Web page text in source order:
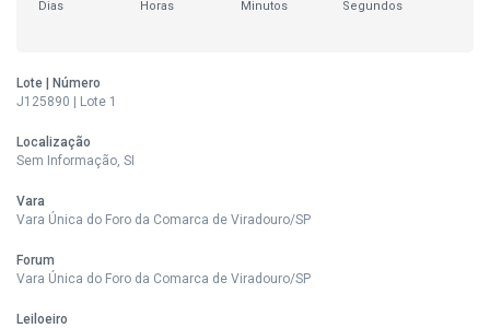
Dias Horas Minutos Segundos
Lote | Número
J125890 | Lote 1
Localização
Sem Informação, SI
Vara
Vara Única do Foro da Comarca de Viradouro/SP
Forum
Vara Única do Foro da Comarca de Viradouro/SP
Leiloeiro